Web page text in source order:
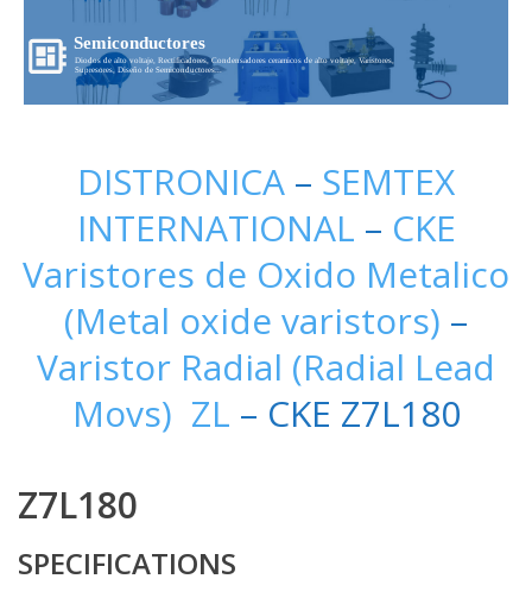
Semiconductores
Diodos de alto voltaje, Rectificadores, Condensadores ceramicos de alto voltaje, Varistores,
Supresores, Diseño de Semiconductores...
DISTRONICA – SEMTEX
INTERNATIONAL – CKE
Varistores de Oxido Metalico
(Metal oxide varistors) –
Varistor Radial (Radial Lead
Movs) ZL – CKE Z7L180
Z7L180
SPECIFICATIONS